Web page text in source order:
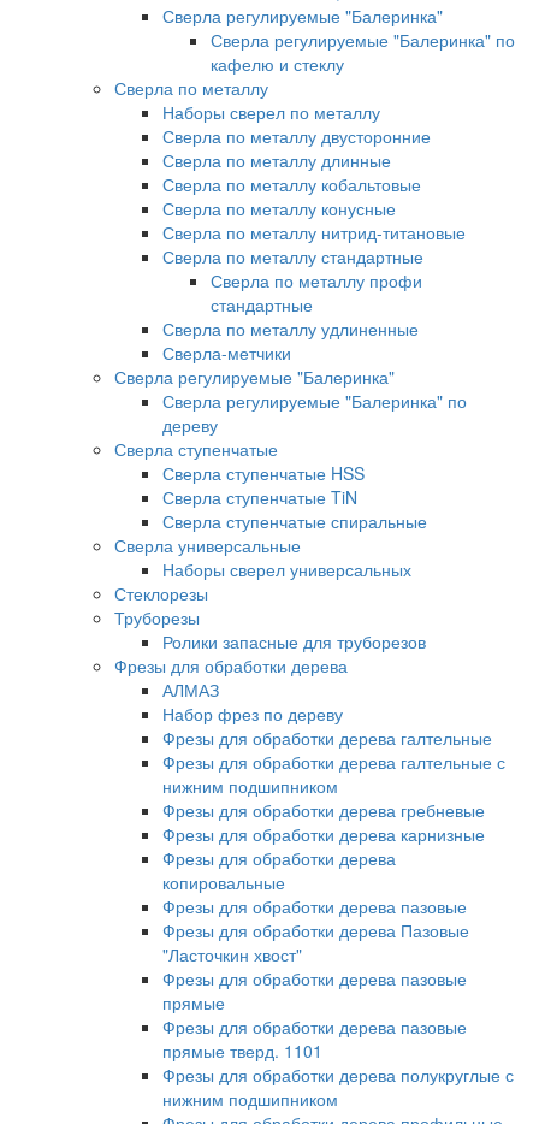
Сверла регулируемые "Балеринка"
Сверла регулируемые "Балеринка" по
кафелю и стеклу
Сверла по металлу
Наборы сверел по металлу
Сверла по металлу двусторонние
Сверла по металлу длинные
Сверла по металлу кобальтовые
Сверла по металлу конусные
Сверла по металлу нитрид-титановые
Сверла по металлу стандартные
Сверла по металлу профи
стандартные
Сверла по металлу удлиненные
Сверла-метчики
Сверла регулируемые "Балеринка"
Сверла регулируемые "Балеринка" по
дереву
Сверла ступенчатые
Сверла ступенчатые HSS
Сверла ступенчатые TiN
Сверла ступенчатые спиральные
Сверла универсальные
Наборы сверел универсальных
Стеклорезы
Труборезы
Ролики запасные для труборезов
Фрезы для обработки дерева
АЛМАЗ
Набор фрез по дереву
Фрезы для обработки дерева галтельные
Фрезы для обработки дерева галтельные с
нижним подшипником
Фрезы для обработки дерева гребневые
Фрезы для обработки дерева карнизные
Фрезы для обработки дерева
копировальные
Фрезы для обработки дерева пазовые
Фрезы для обработки дерева Пазовые
"Ласточкин хвост"
Фрезы для обработки дерева пазовые
прямые
Фрезы для обработки дерева пазовые
прямые тверд. 1101
Фрезы для обработки дерева полукруглые с
нижним подшипником